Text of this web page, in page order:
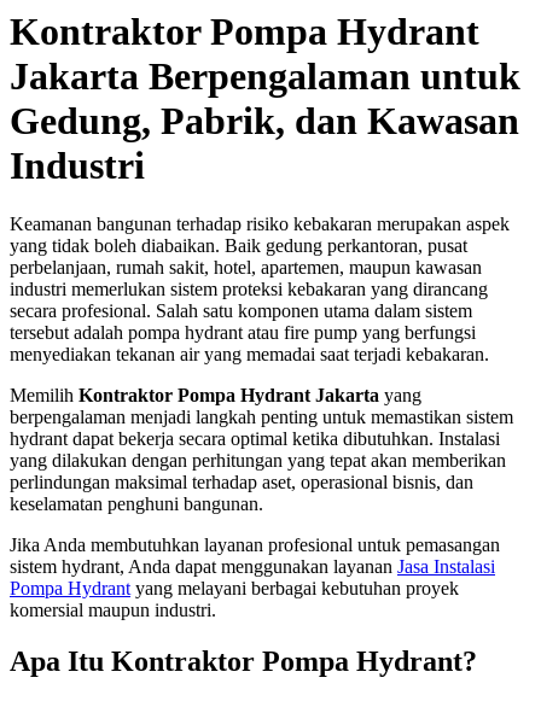
Kontraktor Pompa Hydrant
Jakarta Berpengalaman untuk
Gedung, Pabrik, dan Kawasan
Industri
Keamanan bangunan terhadap risiko kebakaran merupakan aspek
yang tidak boleh diabaikan. Baik gedung perkantoran, pusat
perbelanjaan, rumah sakit, hotel, apartemen, maupun kawasan
industri memerlukan sistem proteksi kebakaran yang dirancang
secara profesional. Salah satu komponen utama dalam sistem
tersebut adalah pompa hydrant atau fire pump yang berfungsi
menyediakan tekanan air yang memadai saat terjadi kebakaran.
Memilih Kontraktor Pompa Hydrant Jakarta yang
berpengalaman menjadi langkah penting untuk memastikan sistem
hydrant dapat bekerja secara optimal ketika dibutuhkan. Instalasi
yang dilakukan dengan perhitungan yang tepat akan memberikan
perlindungan maksimal terhadap aset, operasional bisnis, dan
keselamatan penghuni bangunan.
Jika Anda membutuhkan layanan profesional untuk pemasangan
sistem hydrant, Anda dapat menggunakan layanan Jasa Instalasi
Pompa Hydrant yang melayani berbagai kebutuhan proyek
komersial maupun industri.
Apa Itu Kontraktor Pompa Hydrant?